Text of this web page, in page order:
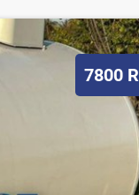
P
r
7800